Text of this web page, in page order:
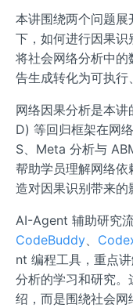
本讲围绕两个问题
下，如何进行因果
将社会网络分析中
告生成转化为可执行
网络因果分析是本
D) 等回归框架在网
S、Meta 分析与
帮助学员理解网络
造对因果识别带来的
AI-Agent 辅助研究
CodeBuddy
nt 编程工具，重点
分析的学习和研究
绍，而是围绕社会网